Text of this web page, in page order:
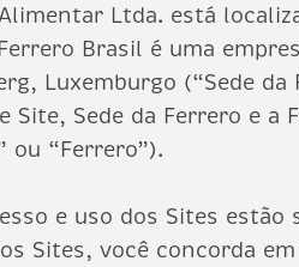
Ltda. está
Brasil é uma
Luxemburgo (“Sede
Site, Sede da Ferrero e
“Ferrero”).
e uso dos Sites
Sites, você concorda